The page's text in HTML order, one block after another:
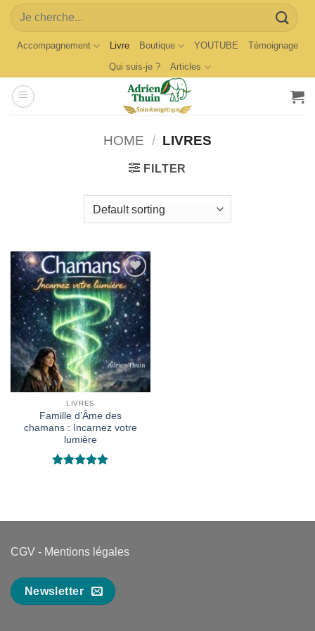
Skip
content
Search
for:
Accompagnement Livre Boutique YOUTUBE
Témoignage
Qui suis-je ?
Articles
HOME / LIVRES
FILTER
Ajouter
à la
wishlist
LIVRES
Famille d’Âme des
chamans : Incarnez votre
lumière
CGV - Mentions légales
Newsletter